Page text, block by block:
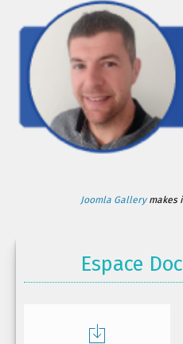
Joomla Gallerymakes
Espace